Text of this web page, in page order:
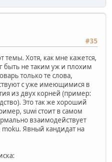
#35
темы. Хотя, как мне кажется,
не таким уж и плохим
только те слова,
с уже имеющимися в
из двух корней (пример:
Это так же хороший
suwi стоит в самом
взаимодействует
Явный кандидат на